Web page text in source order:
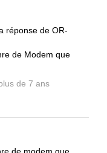
réponse de OR-
de Modem que
de 7 ans